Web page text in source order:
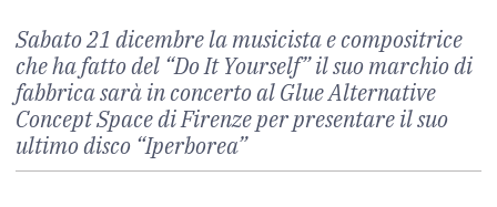
Sabato 21 dicembre la musicista e compositrice
che ha fatto del “Do It Yourself” il suo marchio di
fabbrica sarà in concerto al Glue Alternative
Concept Space di Firenze per presentare il suo
ultimo disco “Iperborea”